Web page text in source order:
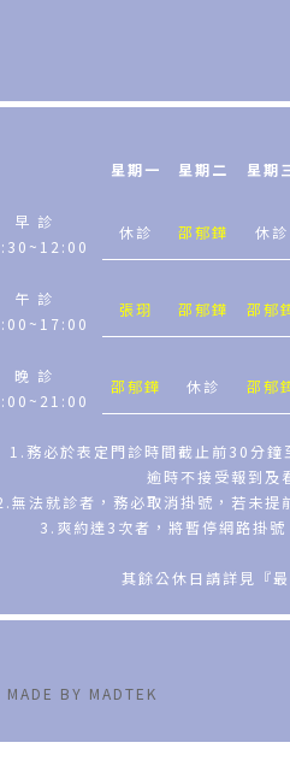
星期一 星期二 星期
早 診
休診 邵郁鏵 休診
午 診
張珝 邵郁鏵 邵郁
晚 診
邵郁鏵 休診 邵郁
1.務必於表定門診時間截止前30分鐘
逾時不接受報到及
無法就診者，務必取消掛號，若未提
3.爽約達3次者，將暫停網路掛號
其餘公休日請詳見『最
BY MADTEK